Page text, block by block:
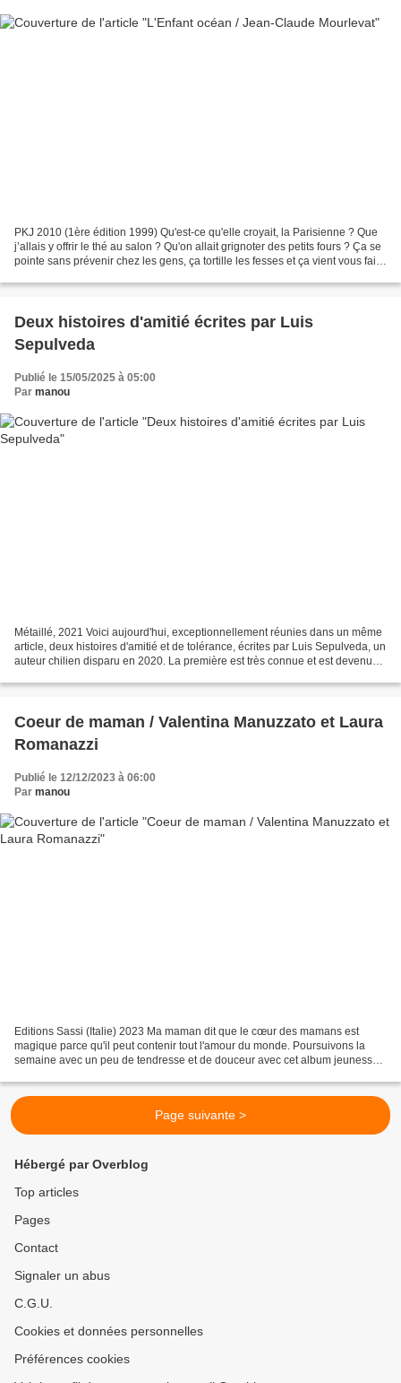
PKJ 2010 (1ère édition 1999) Qu'est-ce qu'elle croyait, la Parisienne ? Que
j’allais y offrir le thé au salon ? Qu'on allait grignoter des petits fours ? Ça se
pointe sans prévenir chez les gens, ça tortille les fesses et ça vient vous faire
Deux histoires d'amitié écrites par Luis
Sepulveda
Publié le 15/05/2025 à 05:00
Par manou
Métaillé, 2021 Voici aujourd'hui, exceptionnellement réunies dans un même
article, deux histoires d'amitié et de tolérance, écrites par Luis Sepulveda, un
auteur chilien disparu en 2020. La première est très connue et est devenue
Coeur de maman / Valentina Manuzzato et Laura
Romanazzi
Publié le 12/12/2023 à 06:00
Par manou
Editions Sassi (Italie) 2023 Ma maman dit que le cœur des mamans est
magique parce qu'il peut contenir tout l'amour du monde. Poursuivons la
semaine avec un peu de tendresse et de douceur avec cet album jeunesse
Page suivante >
Hébergé par Overblog
Top articles
Pages
Contact
Signaler un abus
C.G.U.
Cookies et données personnelles
Préférences cookies